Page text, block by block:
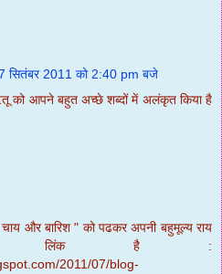
सितंबर 2011 को 2:40 pm बजे
ऋतू को आपने बहुत अच्छे शब्दों में अलंकृत किया है
और बारिश " को पढकर अपनी बहुमूल्य राय
. लिंक है :
2011/07/blog-